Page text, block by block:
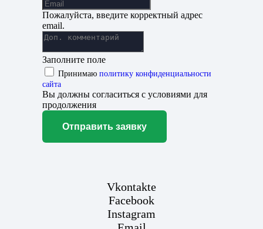
Пожалуйста, введите корректный адрес
email.
Заполните поле
Принимаю политику конфиденциальности
сайта
Вы должны согласиться с условиями для
продолжения
Отправить заявку
Vkontakte
Facebook
Instagram